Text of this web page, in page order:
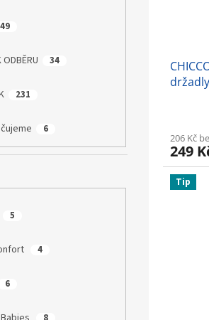
ODBĚRU 34
231
6
5
4
6
206 Kč
249
Tip